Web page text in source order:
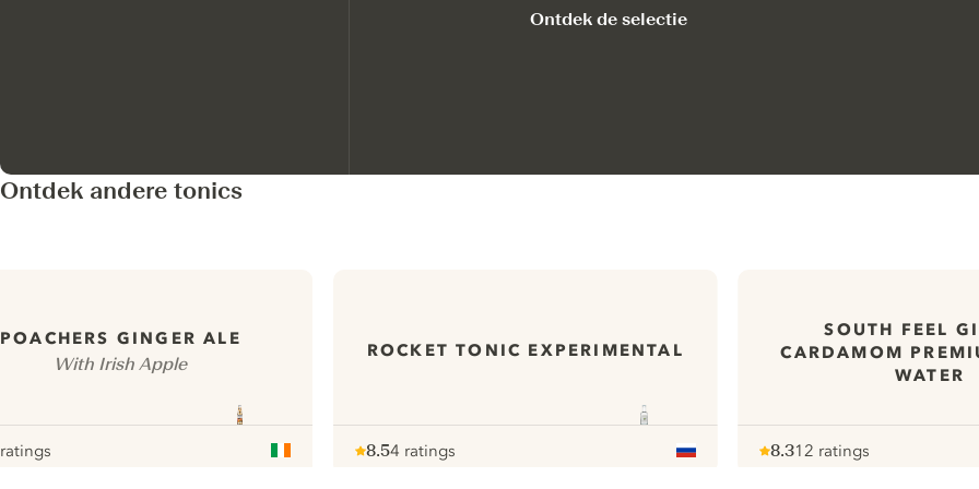
Ontdek de selectie
Ontdek andere tonics
POACHERS GINGER ALE
With Irish Apple
ROCKET TONIC EXPERIMENTAL
8.54 ratings
SOUTH FEEL
CARDAMOM
WATER
8.312 ratings